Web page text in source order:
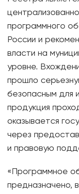
программного
России и
власти на
уровне.
прошло
безопасным для
продукция
оказывается
через
и правовую
«Программное
предназначено,